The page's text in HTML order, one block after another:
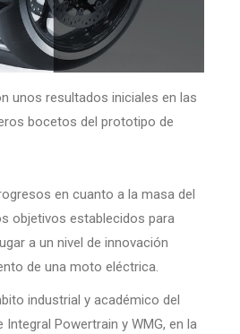
unos resultados iniciales en las
bocetos del prototipo de
en cuanto a la masa del
objetivos establecidos para
a un nivel de innovación
de una moto eléctrica.
industrial y académico del
Integral Powertrain y WMG, en la